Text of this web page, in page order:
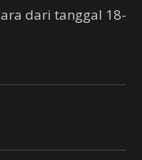
dari tanggal 18-